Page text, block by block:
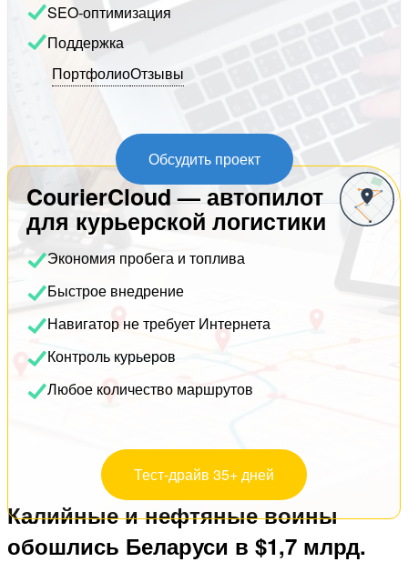
SEO-оптимизация
Поддержка
ПортфолиоОтзывы
Обсудить проект
CourierCloud — автопилот
для курьерской логистики
Экономия пробега и топлива
Быстрое внедрение
Навигатор не требует Интернета
Контроль курьеров
Любое количество маршрутов
Тест-драйв 35+ дней
Калийные и нефтяные воины
обошлись Беларуси в $1,7 млрд.